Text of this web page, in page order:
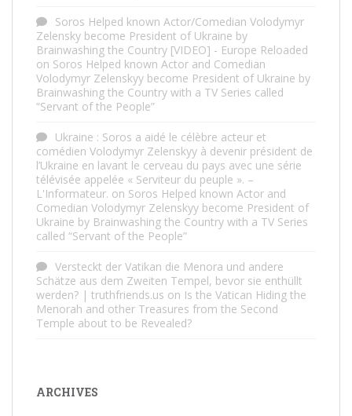
Soros Helped known Actor/Comedian Volodymyr
Zelensky become President of Ukraine by
Brainwashing the Country [VIDEO] - Europe Reloaded
on Soros Helped known Actor and Comedian
Volodymyr Zelenskyy become President of Ukraine by
Brainwashing the Country with a TV Series called
“Servant of the People”
Ukraine : Soros a aidé le célèbre acteur et
comédien Volodymyr Zelenskyy à devenir président de
l’Ukraine en lavant le cerveau du pays avec une série
télévisée appelée « Serviteur du peuple ». –
L'Informateur. on Soros Helped known Actor and
Comedian Volodymyr Zelenskyy become President of
Ukraine by Brainwashing the Country with a TV Series
called “Servant of the People”
Versteckt der Vatikan die Menora und andere
Schätze aus dem Zweiten Tempel, bevor sie enthüllt
werden? | truthfriends.us on Is the Vatican Hiding the
Menorah and other Treasures from the Second
Temple about to be Revealed?
ARCHIVES